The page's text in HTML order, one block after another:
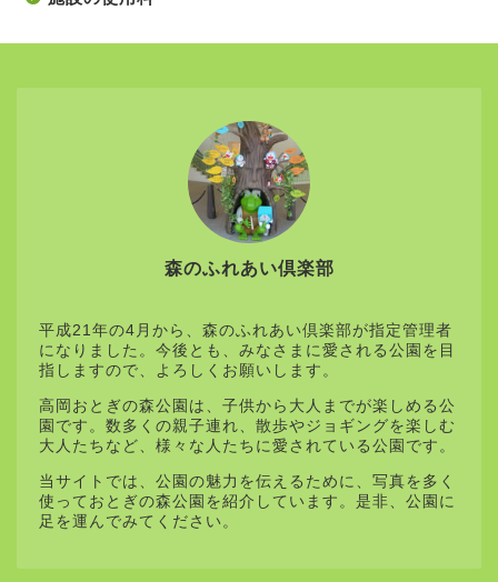
森のふれあい倶楽部
平成21年の4月から、森のふれあい倶楽部が指定管理者
になりました。今後とも、みなさまに愛される公園を目
指しますので、よろしくお願いします。
高岡おとぎの森公園は、子供から大人までが楽しめる公
園です。数多くの親子連れ、散歩やジョギングを楽しむ
大人たちなど、様々な人たちに愛されている公園です。
当サイトでは、公園の魅力を伝えるために、写真を多く
使っておとぎの森公園を紹介しています。是非、公園に
足を運んでみてください。